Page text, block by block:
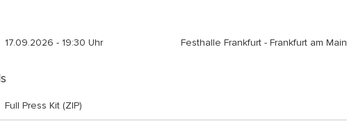
17.09.2026 - 19:30 Uhr Festhalle Frankfurt - Frankfurt am Main
Full Press Kit (ZIP)